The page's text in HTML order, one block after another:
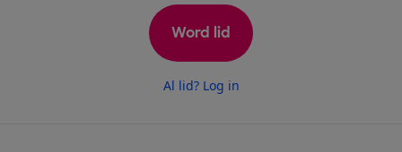
Word lid
Al lid? Log in